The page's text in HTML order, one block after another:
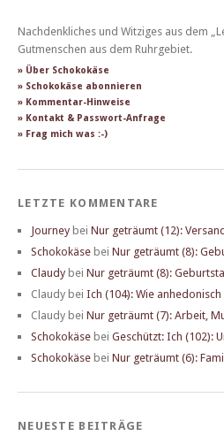
Nachdenkliches und Witziges aus dem
Gutmenschen aus dem Ruhrgebiet.
» Über Schokokäse
» Schokokäse abonnieren
» Kommentar-Hinweise
» Kontakt & Passwort-Anfrage
» Frag mich was :-)
LETZTE KOMMENTARE
Journey bei Nur geträumt (12):
Schokokäse bei Nur geträumt (8):
Claudy bei Nur geträumt (8):
Claudy bei Ich (104): Wie
Claudy bei Nur geträumt (7): Arbeit,
Schokokäse bei Geschützt: Ich (102):
Schokokäse bei Nur geträumt (6):
NEUESTE BEITRÄGE